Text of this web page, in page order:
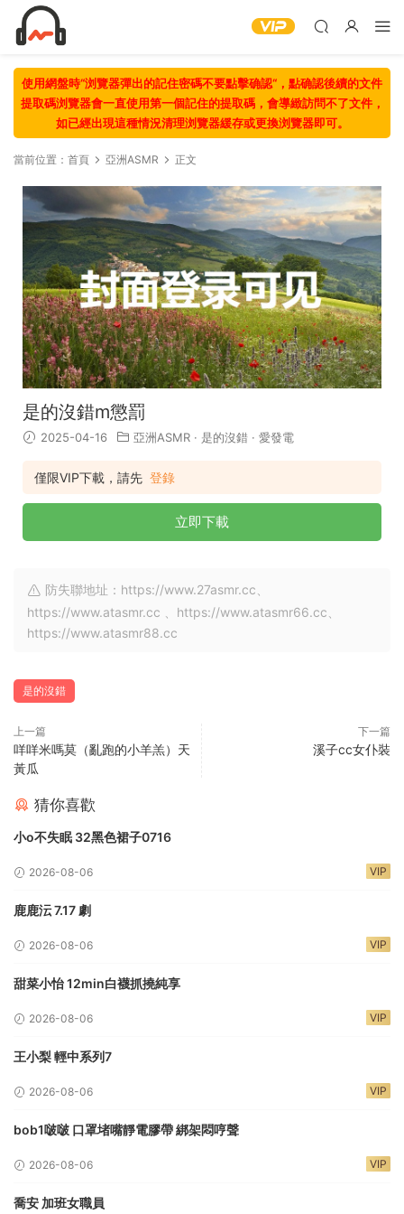
使用網盤時“浏覽器彈出的記住密碼不要點擊确認“，點确認後續的文件
提取碼浏覽器會一直使用第一個記住的提取碼，會導緻訪問不了文件，
如已經出現這種情況清理浏覽器緩存或更換浏覽器即可。
當前位置： 首頁 亞洲ASMR 正文
是的沒錯m懲罰
2025-04-16 亞洲ASMR · 是的沒錯 · 愛發電
僅限VIP下載，請先 登錄
立即下載
防失聯地址：https://www.27asmr.cc、
https://www.atasmr.cc 、https://www.atasmr66.cc、
https://www.atasmr88.cc
是的沒錯
上一篇
咩咩米嗎莫（亂跑的小羊羔）天
黃瓜
下一篇
溪子cc女仆裝
猜你喜歡
小o不失眠 32黑色裙子0716
2026-08-06 VIP
鹿鹿沄 7.17 劇
2026-08-06 VIP
甜菜小怡 12min白襪抓撓純享
2026-08-06 VIP
王小梨 輕中系列7
2026-08-06 VIP
bob1啵啵 口罩堵嘴靜電膠帶 綁架悶哼聲
2026-08-06 VIP
喬安 加班女職員